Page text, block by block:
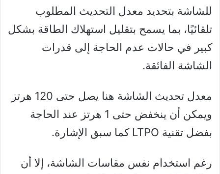
للشاشة بتحديد معدل التحديث المطلوب
تلقائيًا، بما يسمح بتقليل استهلاك الطاقة بشكل
كبير في حالات عدم الحاجة إلى قدرات
الشاشة الفائقة.
معدل تحديث الشاشة هنا يصل حتى 120 هرتز
ويمكن أن ينخفض حتى 1 هرتز عند الحاجة
بفضل تقنية LTPO كما سبق الإشارة.
رغم استخدام نفس مقاسات الشاشة، إلا أن